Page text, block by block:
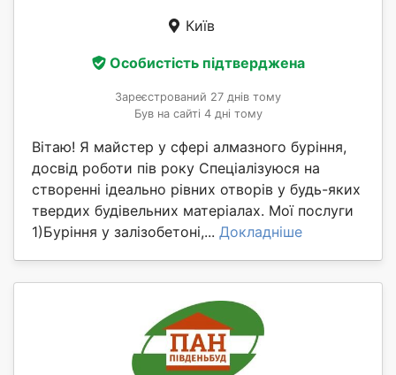
Київ
Особистість підтверджена
Зареєстрований 27 днів тому
Був на сайті 4 дні тому
Вітаю! Я майстер у сфері алмазного буріння,
досвід роботи пів року Спеціалізуюся на
створенні ідеально рівних отворів у будь-яких
твердих будівельних матеріалах. Мої послуги
1)Буріння у залізобетоні,... Докладніше